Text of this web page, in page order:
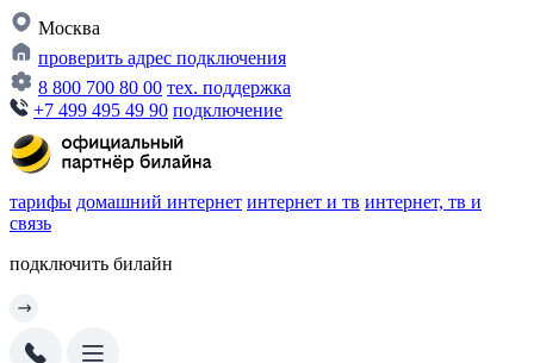
Москва
проверить адрес подключения
8 800 700 80 00 тех. поддержка
+7 499 495 49 90 подключение
тарифы домашний интернет интернет и тв интернет, тв и
связь
подключить билайн